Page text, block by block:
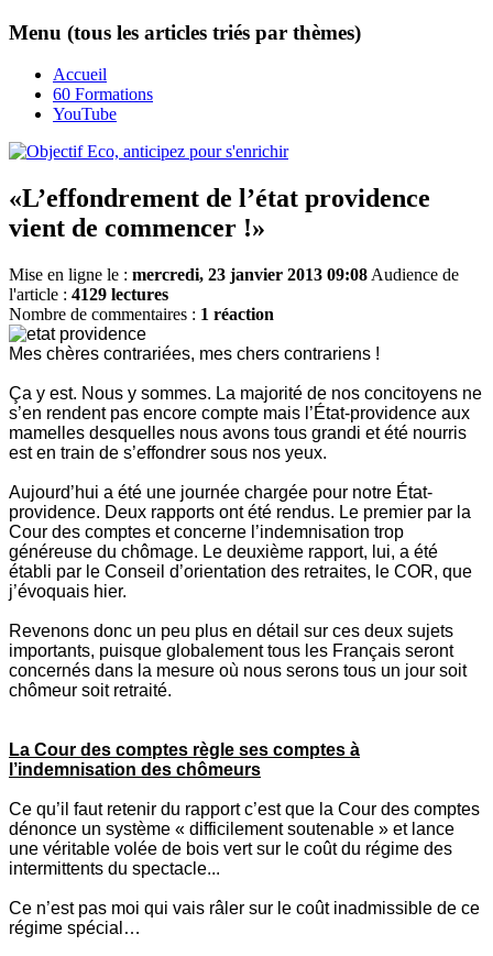
Menu (tous les articles triés par thèmes)
Accueil
60 Formations
YouTube
«L’effondrement de l’état providence
vient de commencer !»
Mise en ligne le : mercredi, 23 janvier 2013 09:08 Audience de
l'article : 4129 lectures
Nombre de commentaires : 1 réaction
Mes chères contrariées, mes chers contrariens !
Ça y est. Nous y sommes. La majorité de nos concitoyens ne
s’en rendent pas encore compte mais l’État-providence aux
mamelles desquelles nous avons tous grandi et été nourris
est en train de s’effondrer sous nos yeux.
Aujourd’hui a été une journée chargée pour notre État-
providence. Deux rapports ont été rendus. Le premier par la
Cour des comptes et concerne l’indemnisation trop
généreuse du chômage. Le deuxième rapport, lui, a été
établi par le Conseil d’orientation des retraites, le COR, que
j’évoquais hier.
Revenons donc un peu plus en détail sur ces deux sujets
importants, puisque globalement tous les Français seront
concernés dans la mesure où nous serons tous un jour soit
chômeur soit retraité.
La Cour des comptes règle ses comptes à
l’indemnisation des chômeurs
Ce qu’il faut retenir du rapport c’est que la Cour des comptes
dénonce un système « difficilement soutenable » et lance
une véritable volée de bois vert sur le coût du régime des
intermittents du spectacle...
Ce n’est pas moi qui vais râler sur le coût inadmissible de ce
régime spécial…